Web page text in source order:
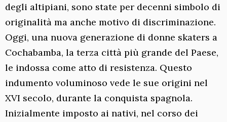
degli altipiani, sono state per decenni simbolo di
originalità ma anche motivo di discriminazione.
Oggi, una nuova generazione di donne skaters a
Cochabamba, la terza città più grande del Paese,
le indossa come atto di resistenza. Questo
indumento voluminoso vede le sue origini nel
XVI secolo, durante la conquista spagnola.
Inizialmente imposto ai nativi, nel corso dei